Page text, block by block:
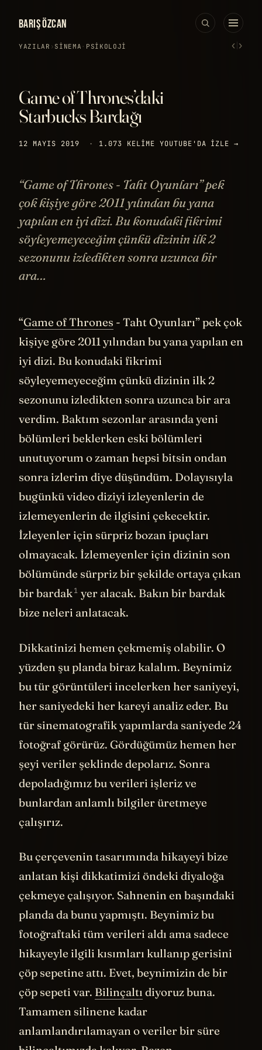
BARIŞ ÖZCAN
YAZILAR › SINEMA · PSIKOLOJI ‹›
Game of Thrones’daki
Starbucks Bardağı
12 MAYIS 2019 · 1.073 KELIME YOUTUBE'DA IZLE →
“Game of Thrones - Taht Oyunları” pek
çok kişiye göre 2011 yılından bu yana
yapılan en iyi dizi. Bu konudaki fikrimi
söyleyemeyeceğim çünkü dizinin ilk 2
sezonunu izledikten sonra uzunca bir
ara…
“Game of Thrones - Taht Oyunları” pek çok
kişiye göre 2011 yılından bu yana yapılan en
iyi dizi. Bu konudaki fikrimi
söyleyemeyeceğim çünkü dizinin ilk 2
sezonunu izledikten sonra uzunca bir ara
verdim. Baktım sezonlar arasında yeni
bölümleri beklerken eski bölümleri
unutuyorum o zaman hepsi bitsin ondan
sonra izlerim diye düşündüm. Dolayısıyla
bugünkü video diziyi izleyenlerin de
izlemeyenlerin de ilgisini çekecektir.
İzleyenler için sürpriz bozan ipuçları
olmayacak. İzlemeyenler için dizinin son
bölümünde sürpriz bir şekilde ortaya çıkan
bir bardak1 yer alacak. Bakın bir bardak
bize neleri anlatacak.
Dikkatinizi hemen çekmemiş olabilir. O
yüzden şu planda biraz kalalım. Beynimiz
bu tür görüntüleri incelerken her saniyeyi,
her saniyedeki her kareyi analiz eder. Bu
tür sinematografik yapımlarda saniyede 24
fotoğraf görürüz. Gördüğümüz hemen her
şeyi veriler şeklinde depolarız. Sonra
depoladığımız bu verileri işleriz ve
bunlardan anlamlı bilgiler üretmeye
çalışırız.
Bu çerçevenin tasarımında hikayeyi bize
anlatan kişi dikkatimizi öndeki diyaloğa
çekmeye çalışıyor. Sahnenin en başındaki
planda da bunu yapmıştı. Beynimiz bu
fotoğraftaki tüm verileri aldı ama sadece
hikayeyle ilgili kısımları kullanıp gerisini
çöp sepetine attı. Evet, beynimizin de bir
çöp sepeti var. Bilinçaltı diyoruz buna.
Tamamen silinene kadar
anlamlandırılamayan o veriler bir süre